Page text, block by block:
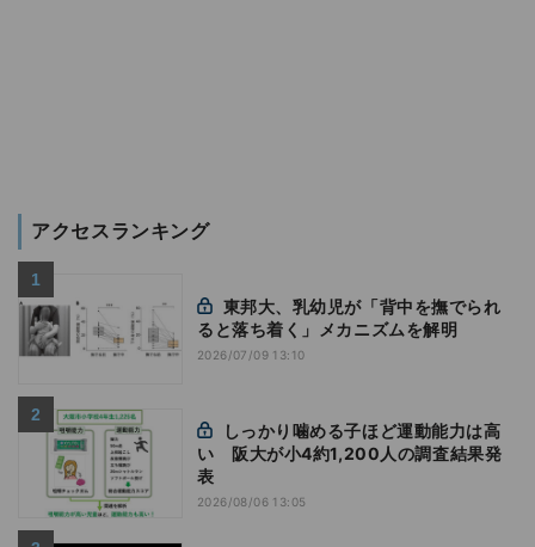
アクセスランキング
ると落ち着く」メカニズムを解明
2026/07/09 13:10
い 阪大が小4約1,200人の調査結果発
表
2026/08/06 13:05